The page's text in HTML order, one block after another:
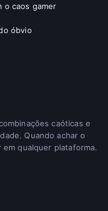
o caos gamer
óbvio
caóticas e
Quando achar o
em qualquer plataforma.